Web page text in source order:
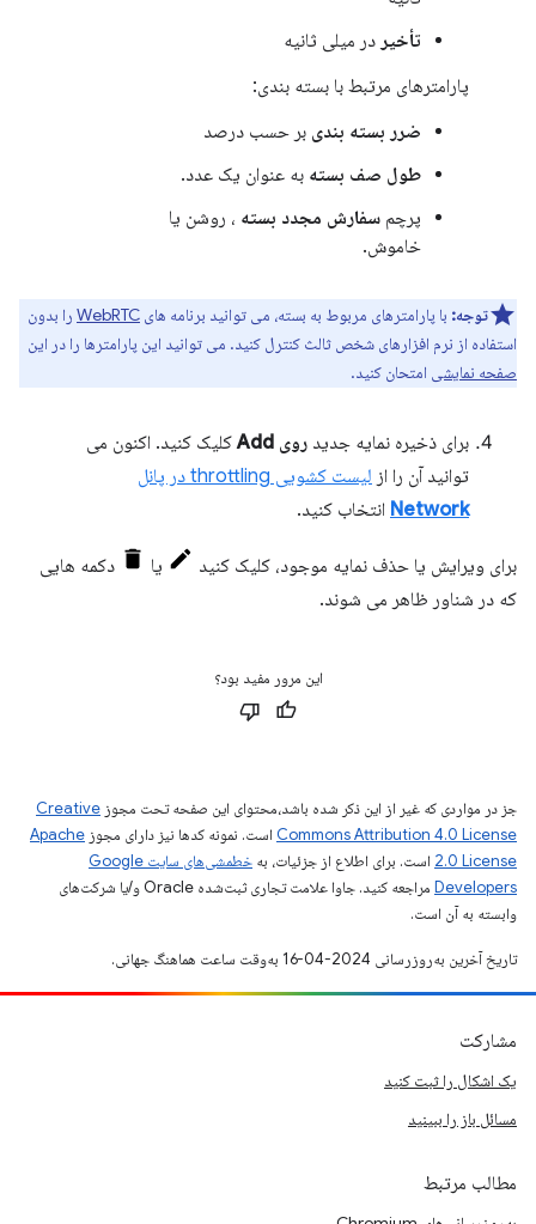
تأخیر در میلی ثانیه
پارامترهای مرتبط با بسته بندی:
ضرر بسته بندی بر حسب درصد
طول صف بسته به عنوان یک عدد.
پرچم سفارش مجدد بسته ، روشن یا
خاموش.
توجه: با پارامترهای مربوط به بسته، می توانید برنامه های WebRTC را بدون
استفاده از نرم افزارهای شخص ثالث کنترل کنید. می توانید این پارامترها را در این
صفحه نمایشی امتحان کنید.
برای ذخیره نمایه جدید روی Add
کلیک کنید. اکنون می
توانید آن را از لیست کشویی throttling در پانل
Network انتخاب کنید.
برای ویرایش یا حذف نمایه موجود، کلیک کنید یا
دکمه هایی
که در شناور ظاهر می شوند.
این مرور مفید بود؟
جز در مواردی که غیر از این ذکر شده باشد،‌محتوای این صفحه تحت مجوز Creative
Commons Attribution 4.0 License است. نمونه کدها نیز دارای مجوز Apache
2.0 License است. برای اطلاع از جزئیات، به
خطمشی‌های سایت Google
Developers‏
مراجعه کنید. جاوا علامت تجاری ثبت‌شده Oracle و/یا شرکت‌های
وابسته به آن است.
تاریخ آخرین به‌روزرسانی 2024-04-16 به‌وقت ساعت هماهنگ جهانی.
مشارکت
یک اشکال را ثبت کنید
مسائل باز را ببینید
مطالب مرتبط